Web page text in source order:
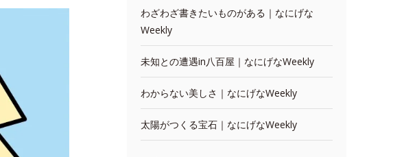
わざわざ書きたいものがある｜なにげな
Weekly
未知との遭遇in八百屋｜なにげなWeekly
わからない美しさ｜なにげなWeekly
太陽がつくる宝石｜なにげなWeekly